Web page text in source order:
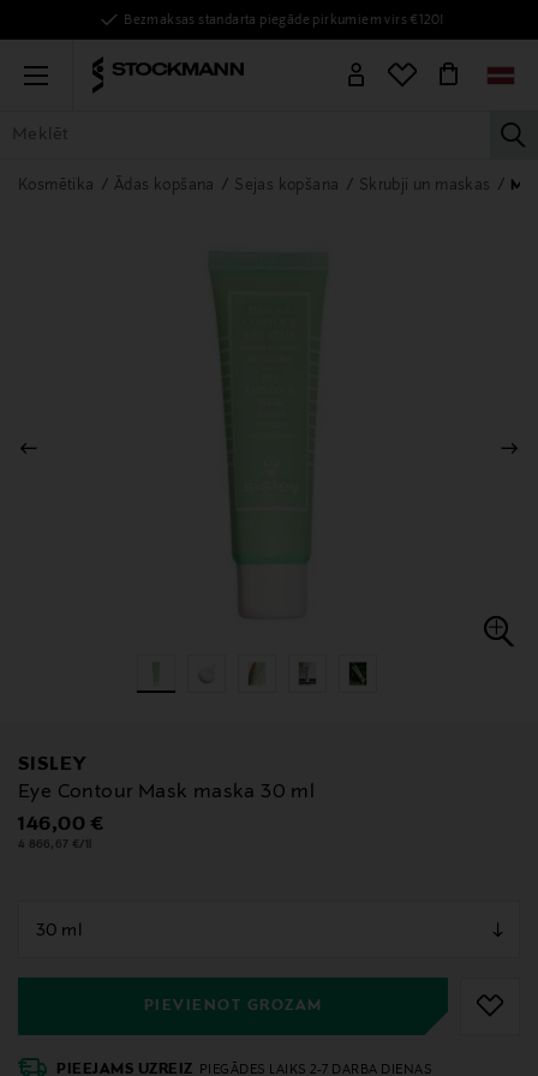
Bezmaksas standarta piegāde pirkumiem virs €120!
Menu
VISAS PRECES SIEVIETĒM VĪRIEŠIEM BĒRNIEM MĀJAI
Kosmētika Ādas kopšana Sejas kopšana Skrubji un maskas
SISLEY
Eye Contour Mask maska 30 ml
Original Price
146,00 €
4 866,67 €/1l
PIEVIENOT GROZAM
PIEEJAMS UZREIZ
PIEGĀDES LAIKS 2-7 DARBA DIENAS